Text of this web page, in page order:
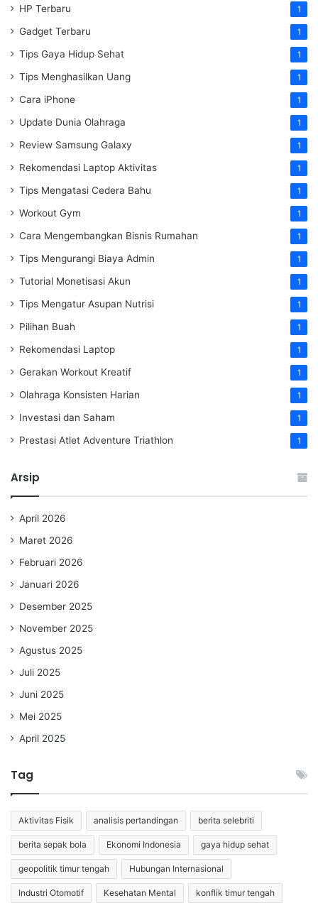
HP Terbaru 1
Gadget Terbaru 1
Tips Gaya Hidup Sehat 1
Tips Menghasilkan Uang 1
Cara iPhone 1
Update Dunia Olahraga 1
Review Samsung Galaxy 1
Rekomendasi Laptop Aktivitas 1
Tips Mengatasi Cedera Bahu 1
Workout Gym 1
Cara Mengembangkan Bisnis Rumahan 1
Tips Mengurangi Biaya Admin 1
Tutorial Monetisasi Akun 1
Tips Mengatur Asupan Nutrisi 1
Pilihan Buah 1
Rekomendasi Laptop 1
Gerakan Workout Kreatif 1
Olahraga Konsisten Harian 1
Investasi dan Saham 1
Prestasi Atlet Adventure Triathlon 1
Arsip
April 2026
Maret 2026
Februari 2026
Januari 2026
Desember 2025
November 2025
Agustus 2025
Juli 2025
Juni 2025
Mei 2025
April 2025
Tag
Aktivitas Fisik analisis pertandingan berita selebriti
berita sepak bola Ekonomi Indonesia gaya hidup sehat
geopolitik timur tengah Hubungan Internasional
Industri Otomotif Kesehatan Mental konflik timur tengah